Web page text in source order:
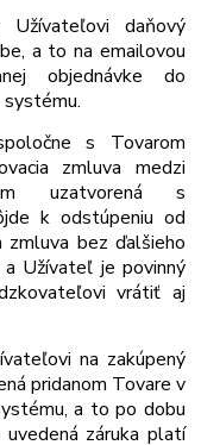
daňový
a to na emailovou
objednávke do
s Tovarom
zmluva medzi
uzatvorená s
k odstúpeniu od
zmluva bez ďalšieho
Užívateľ je povinný
vrátiť aj
na zakúpený
pridanom Tovare v
a to po dobu
záruka platí